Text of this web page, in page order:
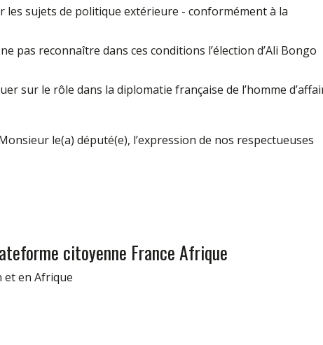
les sujets de politique extérieure - conformément à la
pas reconnaître dans ces conditions l’élection d’Ali Bongo
sur le rôle dans la diplomatie française de l’homme
le(a) député(e), l’expression de nos respectueuses
citoyenne France Afrique
et en Afrique